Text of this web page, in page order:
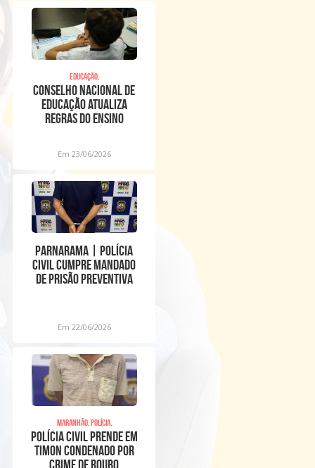
Educação,
Conselho Nacional de
Educação atualiza
regras do ensino
Em 23/06/2026
Parnarama | Polícia
Civil cumpre mandado
de prisão preventiva
Em 22/06/2026
Maranhão, Polícia,
POLÍCIA CIVIL PRENDE EM
TIMON CONDENADO POR
CRIME DE ROUBO